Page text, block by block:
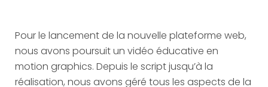
Pour le lancement de la nouvelle plateforme web,
nous avons poursuit un vidéo éducative en
motion graphics. Depuis le script jusqu’à la
réalisation, nous avons géré tous les aspects de la